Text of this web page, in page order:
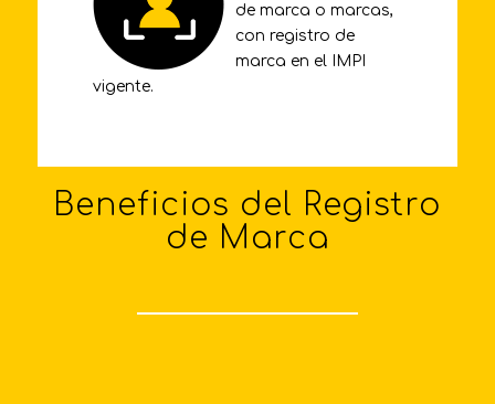
de marca o marcas,
con registro de
marca en el IMPI
vigente.
Beneficios del Registro
de Marca